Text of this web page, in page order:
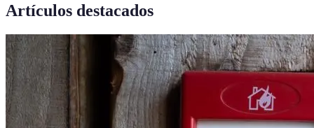
Artículos destacados